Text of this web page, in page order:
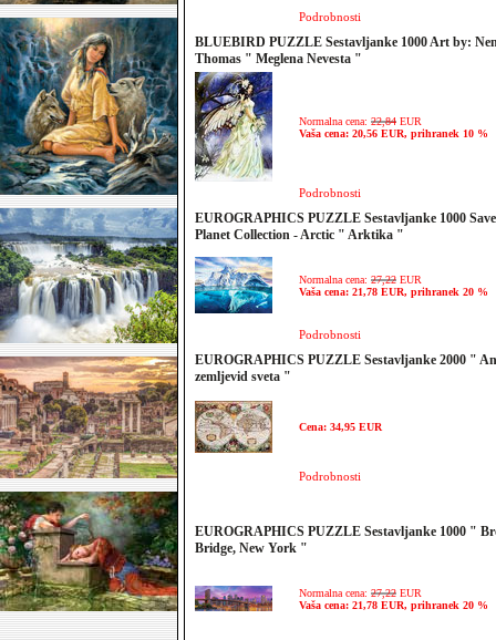
Podrobnosti
BLUEBIRD PUZZLE Sestavljanke 1000 Art by:
Thomas " Meglena Nevesta "
Normalna cena: 22,84 EUR
Vaša cena: 20,56 EUR, prihranek 10 %
Podrobnosti
EUROGRAPHICS PUZZLE Sestavljanke 1000
Planet Collection - Arctic " Arktika "
Normalna cena: 27,22 EUR
Vaša cena: 21,78 EUR, prihranek 20 %
Podrobnosti
EUROGRAPHICS PUZZLE Sestavljanke 2000 "
zemljevid sveta "
Cena: 34,95 EUR
Podrobnosti
EUROGRAPHICS PUZZLE Sestavljanke 1000 "
Bridge, New York "
Normalna cena: 27,22 EUR
Vaša cena: 21,78 EUR, prihranek 20 %